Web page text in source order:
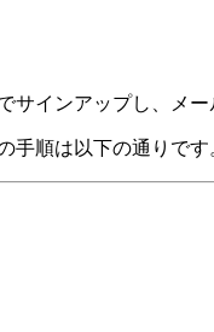
インアップし、メ
手順は以下の通りです